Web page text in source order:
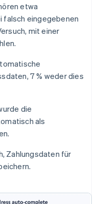
etwa
falsch eingegebenen
mit einer
7 % weder dies
die
als
Zahlungsdaten für